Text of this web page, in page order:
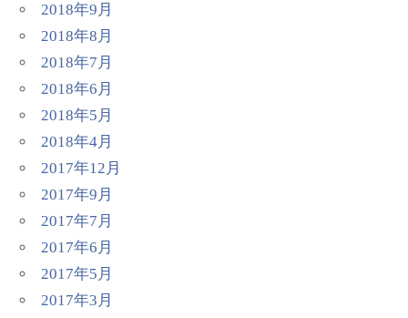
2018年9月
2018年8月
2018年7月
2018年6月
2018年5月
2018年4月
2017年12月
2017年9月
2017年7月
2017年6月
2017年5月
2017年3月